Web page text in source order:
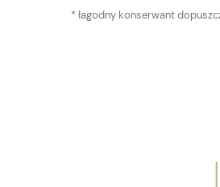
* łagodny konserwant